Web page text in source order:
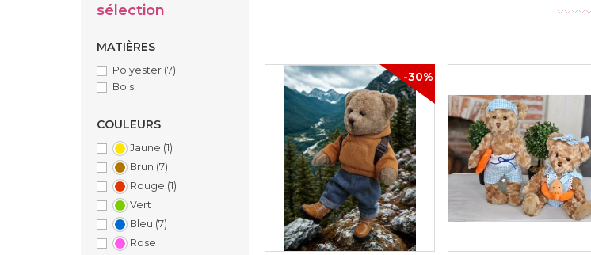
-30%
sélection
MATIÈRES
Polyester (7)
Bois
COULEURS
Jaune (1)
Brun (7)
Rouge (1)
Vert
Bleu (7)
Rose